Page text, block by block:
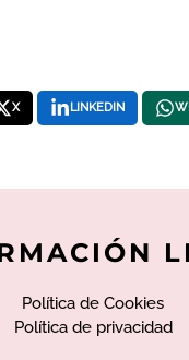
X LINKEDIN
Política de Cookies
Política de privacidad